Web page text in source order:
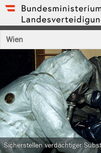
Wien
Sicherstellen verdächtiger